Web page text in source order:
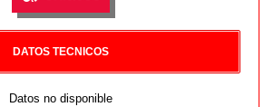
DATOS TECNICOS
Datos no disponible